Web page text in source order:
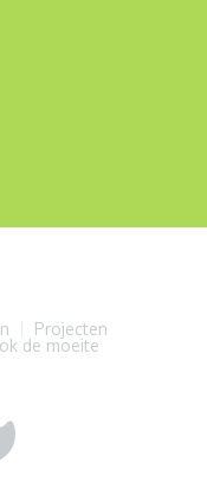
Projecten
de moeite